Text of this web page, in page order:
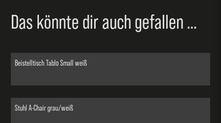
Das könnte dir auch gefallen …
Beistelltisch Tablo Small weiß
Stuhl A-Chair grau/weiß